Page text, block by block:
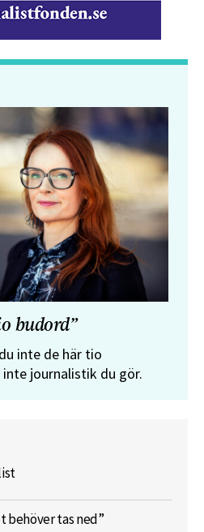
budord”
inte de här tio
journalistik du gör.
behöver tas ned”